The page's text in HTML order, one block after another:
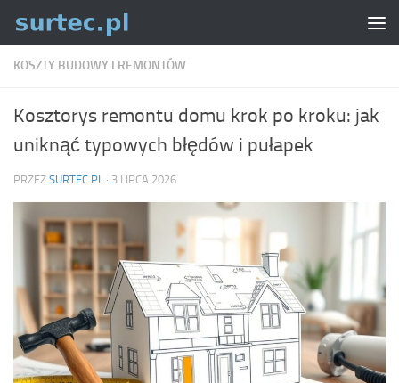
Skip to content
KOSZTY BUDOWY I REMONTÓW
Kosztorys remontu domu krok po kroku: jak
uniknąć typowych błędów i pułapek
PRZEZ SURTEC.PL · 3 LIPCA 2026